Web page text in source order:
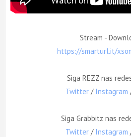
Stream -
https://smarturl.it/
Siga REZZ nas
Twitter/ Instagram
Siga Grabbitz nas
Twitter/ Instagram